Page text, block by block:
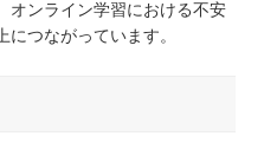
オンライン学習における不安
つながっています。